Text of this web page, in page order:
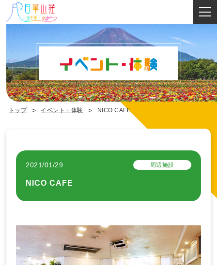
トップ イベント・体験 NICO CAFE
2021/01/29 周辺施設
NICO CAFE